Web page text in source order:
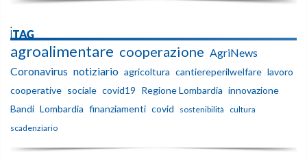
iTAG
agroalimentare cooperazione AgriNews
Coronavirus notiziario agricoltura cantiereperilwelfare lavoro
cooperative sociale covid19 Regione Lombardia innovazione
Bandi Lombardia finanziamenti covid sostenibilità
cultura
scadenziario